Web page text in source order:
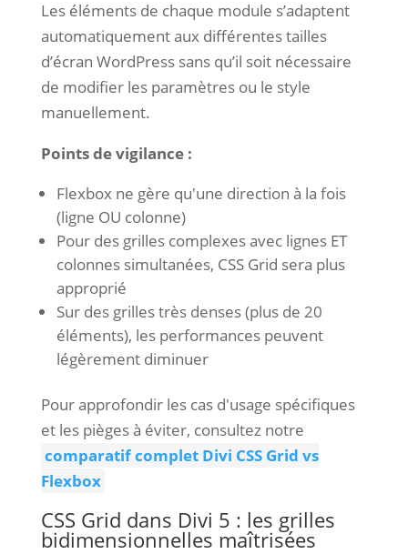
Les éléments de chaque module s’adaptent
automatiquement aux différentes tailles
d’écran WordPress sans qu’il soit nécessaire
de modifier les paramètres ou le style
manuellement.
Points de vigilance :
Flexbox ne gère qu'une direction à la fois
(ligne OU colonne)
Pour des grilles complexes avec lignes ET
colonnes simultanées, CSS Grid sera plus
approprié
Sur des grilles très denses (plus de 20
éléments), les performances peuvent
légèrement diminuer
Pour approfondir les cas d'usage spécifiques
et les pièges à éviter, consultez notre
comparatif complet Divi CSS Grid vs
Flexbox
CSS Grid dans Divi 5 : les grilles
bidimensionnelles maîtrisées